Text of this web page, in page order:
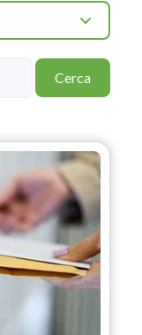
Cerca